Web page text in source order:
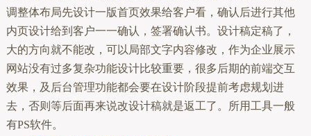
调整体布局先设计一版首页效果给客户看，确认后进行其他
内页设计给到客户一一确认，签署确认书。设计稿定稿了，
大的方向就不能改，可以局部文字内容修改，作为企业展示
网站没有过多复杂功能设计比较重要，很多后期的前端交互
效果，及后台管理功能都会要在设计阶段提前考虑规划进
去，否则等后面再来说改设计稿就是返工了。所用工具一般
有PS软件。